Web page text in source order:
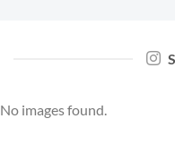
No images found.